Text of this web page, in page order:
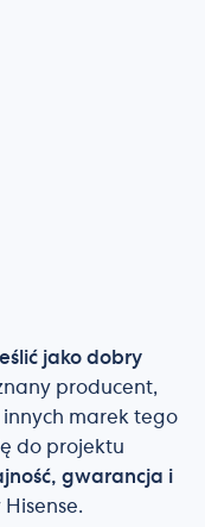
jako dobry
producent,
marek tego
do projektu
gwarancja i